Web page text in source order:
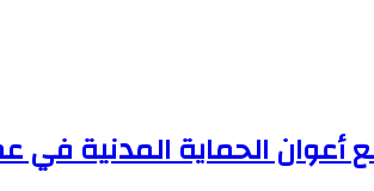
الحماية المدنية في